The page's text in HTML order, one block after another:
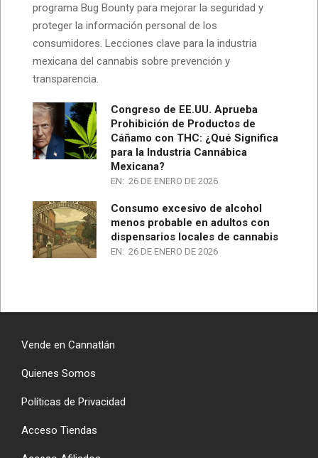
programa Bug Bounty para mejorar la seguridad y
proteger la información personal de los
consumidores. Lecciones clave para la industria
mexicana del cannabis sobre prevención y
transparencia.
Congreso de EE.UU. Aprueba
Prohibición de Productos de
Cáñamo con THC: ¿Qué Significa
para la Industria Cannábica
Mexicana?
EN: 26 DE ENERO DE 2026
Consumo excesivo de alcohol
menos probable en adultos con
dispensarios locales de cannabis
EN: 26 DE ENERO DE 2026
Vende en Cannatlán
Quienes Somos
Políticas de Privacidad
Acceso Tiendas